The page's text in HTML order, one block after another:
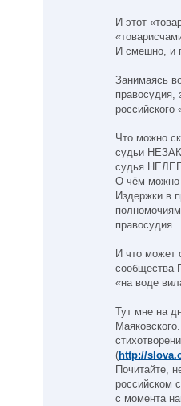
И этот
И смешно, и
Занимаясь
правосудия,
российского
Что можно
судьи
судья
О чём можно
Издержки в
правосудия.
И что может
сообщества
«на воде
Тут мне на
(http://
Почитайте,
российском
с момента